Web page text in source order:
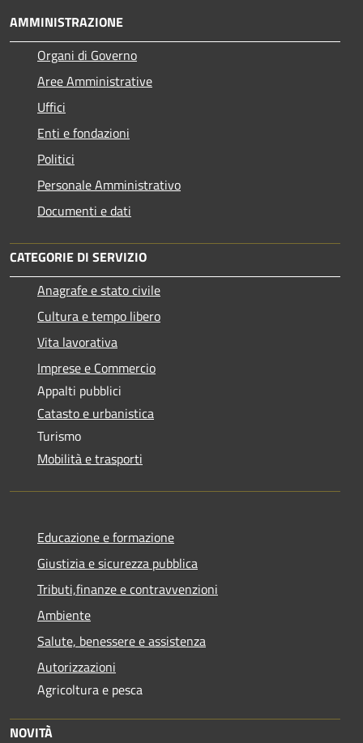
AMMINISTRAZIONE
Organi di Governo
Aree Amministrative
Uffici
Enti e fondazioni
Politici
Personale Amministrativo
Documenti e dati
CATEGORIE DI SERVIZIO
Anagrafe e stato civile
Cultura e tempo libero
Vita lavorativa
Imprese e Commercio
Appalti pubblici
Catasto e urbanistica
Turismo
Mobilità e trasporti
Educazione e formazione
Giustizia e sicurezza pubblica
Tributi,finanze e contravvenzioni
Ambiente
Salute, benessere e assistenza
Autorizzazioni
Agricoltura e pesca
NOVITÀ